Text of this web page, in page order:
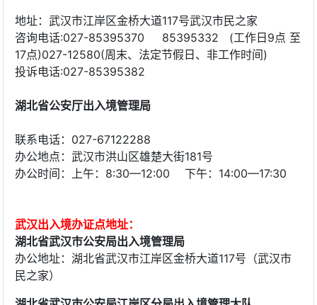
地址：武汉市江岸区金桥大道117号武汉市民之家
咨询电话:027-85395370 85395332 (工作日9点 至
17点)027-12580(周末、法定节假日、非工作时间)
投诉电话:027-85395382
湖北省公安厅出入境管理局
联系电话：027-67122288
办公地点：武汉市洪山区雄楚大街181号
办公时间：上午：8:30—12:00 下午：14:00—17:30
武汉出入境办证点地址：
湖北省武汉市公安局出入境管理局
办公地址：湖北省武汉市江岸区金桥大道117号（武汉市
民之家）